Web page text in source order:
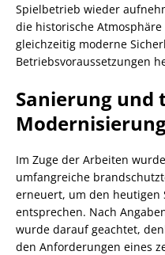
Spielbetrieb wieder
die historische
gleichzeitig moderne
Betriebsvoraussetzungen
Sanierung und
Im Zuge der Arbeiten
umfangreiche
erneuert, um den heutigen
entsprechen. Nach
wurde darauf geachtet,
den Anforderungen eines